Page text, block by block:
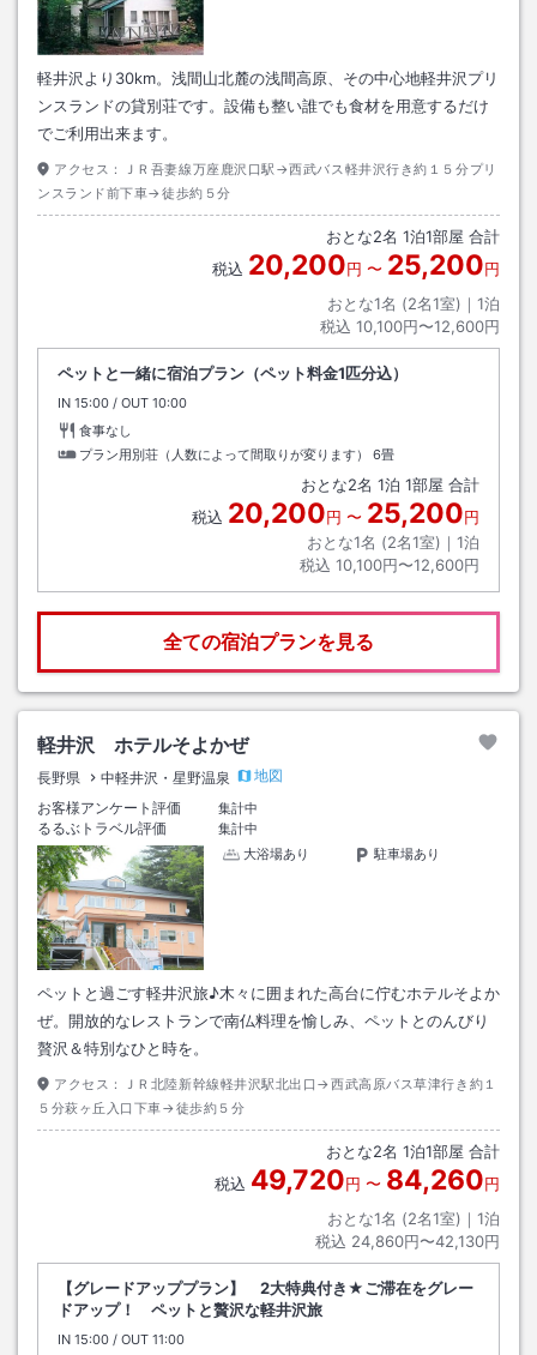
軽井沢より30km。浅間山北麓の浅間高原、その中心地軽井沢プリ
ンスランドの貸別荘です。設備も整い誰でも食材を用意するだけ
でご利用出来ます。
アクセス：
ＪＲ吾妻線万座鹿沢口駅→西武バス軽井沢行き約１５分プリ
ンスランド前下車→徒歩約５分
おとな2名 1泊1部屋 合計
税込 20,200円 〜 25,200円
おとな1名 (2名1室)｜ 1泊
税込 10,100円〜12,600円
ペットと一緒に宿泊プラン（ペット料金1匹分込）
IN チェックイン
15:00 / OUT チェックアウト
10:00
食事なし
プラン用別荘（人数によって間取りが変ります）
6畳
おとな2名 1泊 1部屋 合計
税込 20,200円 〜 25,200円
おとな1名 (2名1室)｜ 1泊
税込 10,100円〜12,600円
全ての宿泊プランを見る
軽井沢 ホテルそよかぜ
長野県 中軽井沢・星野温泉
地図
お客様アンケート評価
集計中
るるぶトラベル評価
集計中
大浴場あり
駐車場あり
ペットと過ごす軽井沢旅♪木々に囲まれた高台に佇むホテルそよか
ぜ。開放的なレストランで南仏料理を愉しみ、ペットとのんびり
贅沢＆特別なひと時を。
アクセス：
ＪＲ北陸新幹線軽井沢駅北出口→西武高原バス草津行き約１
５分萩ヶ丘入口下車→徒歩約５分
おとな2名 1泊1部屋 合計
税込 49,720円 〜 84,260円
おとな1名 (2名1室)｜ 1泊
税込 24,860円〜42,130円
【グレードアッププラン】 2大特典付き★ご滞在をグレー
ドアップ！ ペットと贅沢な軽井沢旅
IN チェックイン
15:00 / OUT チェックアウト
11:00